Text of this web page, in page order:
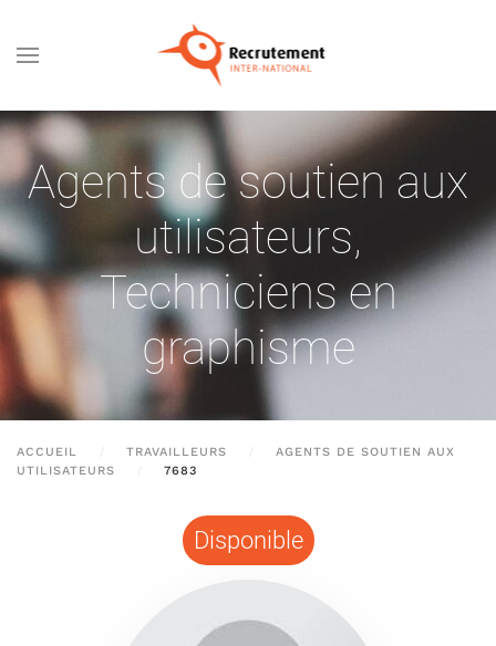
Passer au contenu principal
Agents de soutien aux
utilisateurs,
Techniciens en
graphisme
ACCUEIL TRAVAILLEURS
AGENTS DE SOUTIEN AUX
UTILISATEURS
7683
Disponible